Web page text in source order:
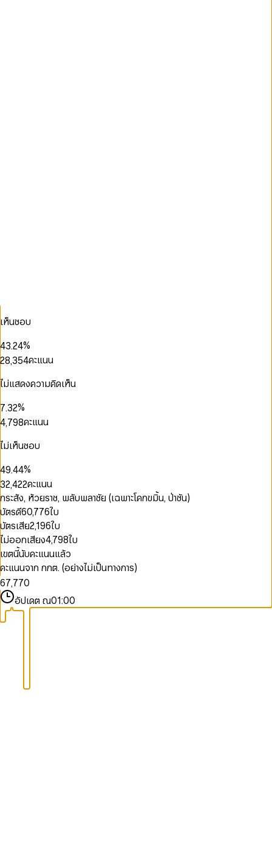
เห็นชอบ
0
2
4
5
6
7
8
9
1
3
4
5
6
7
8
9
.
0
2
3
4
5
6
7
8
9
2
4
5
6
7
8
9
%
1
2
4
6
7
8
9
4
5
7
8,
0
2
3
5
7
8
9
2
4
5
7
9
1
2
3
4
6
8
คะแนน
ไม่แสดงความคิดเห็น
1
2
3
5
7
8
9
.
1
3
4
5
6
7
8
9
0
2
3
4
5
6
7
8
9
%
0
1
3
4
6
8
9
,
0
1
2
3
4
6
7
9
0
2
3
4
6
8
9
1
2
3
4
5
6
7
8คะแนน
ไม่เห็นชอบ
0
2
4
5
6
7
8
9
0
1
3
4
5
7
9.
0
2
4
5
6
7
8
9
0
2
4
5
6
7
8
9
%
0
2
3
4
5
6
7
8
9
1
2
3
4
5
6
7
8
9
,
0
1
3
4
5
6
7
8
9
1
2
3
4
5
6
7
8
9
0
1
2
3
4
5
6
7
8
9
คะแนน
กระสัง, ห้วยราช, พลับพลาชัย (เฉพาะโคกขมิ้น, ป่าชัน)
บัตรดี60,776ใบ
บัตรเสีย2,196ใบ
ไม่ออกเสียง4,798ใบ
เขตนี้นับคะแนนแล้ว
คะแนนจาก กกต. (อย่างไม่เป็นทางการ)
0
1
2
3
4
5
6
7
8
9
0
1
2
3
4
5
6
7
8
9
,
0
1
2
3
4
5
6
7
8
9
0
1
2
3
4
5
6
7
8
9
0
1
2
3
อัปเดต ณ01:00